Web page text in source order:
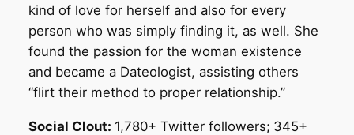
kind of love for herself and also for every
person who was simply finding it, as well. She
found the passion for the woman existence
and became a Dateologist, assisting others
“flirt their method to proper relationship.”
Social Clout: 1,780+ Twitter followers; 345+